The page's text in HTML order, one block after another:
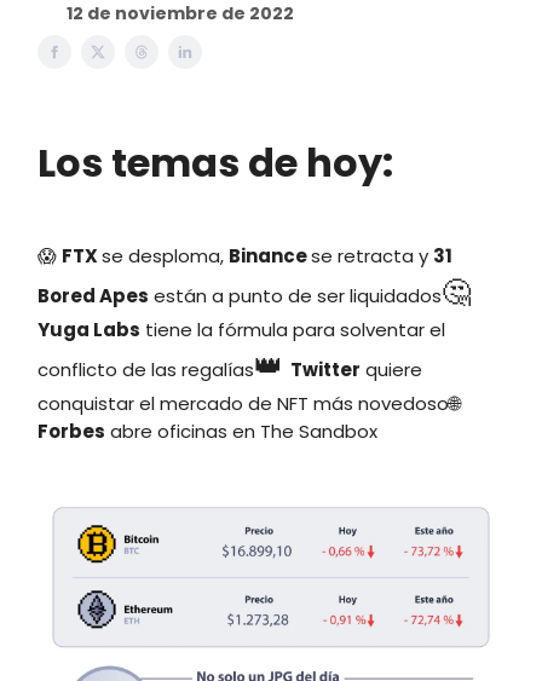
12 de noviembre de 2022
Los temas de hoy:
😱 FTXse desploma, Binancese retracta y 31
Bored Apes están a punto de ser liquidados🤔
Yuga Labs tiene la fórmula para solventar el
conflicto de las regalías👑 Twitter quiere
conquistar el mercado de NFT más novedoso🌐
Forbes abre oficinas en The Sandbox